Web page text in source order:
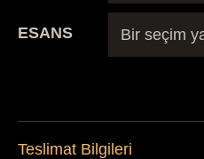
ESANS
Teslimat Bilgileri